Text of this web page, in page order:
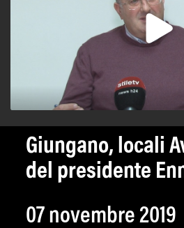
Giungano, locali
del presidente
07 novembre 2019